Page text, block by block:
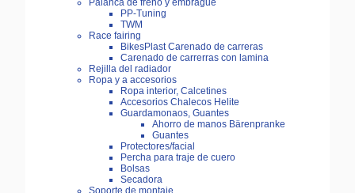
Palanca de freno y embrague
PP-Tuning
TWM
Race fairing
BikesPlast Carenado de carreras
Carenado de carrerras con lamina
Rejilla del radiador
Ropa y a accesorios
Ropa interior, Calcetines
Accesorios Chalecos Helite
Guardamonaos, Guantes
Ahorro de manos Bärenpranke
Guantes
Protectores/facial
Percha para traje de cuero
Bolsas
Secadora
Soporte de montaje